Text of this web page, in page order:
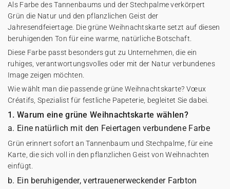
Als Farbe des Tannenbaums und der Stechpalme verkörpert
Grün die Natur und den pflanzlichen Geist der
Jahresendfeiertage. Die grüne Weihnachtskarte setzt auf diesen
beruhigenden Ton für eine warme, natürliche Botschaft.
Diese Farbe passt besonders gut zu Unternehmen, die ein
ruhiges, verantwortungsvolles oder mit der Natur verbundenes
Image zeigen möchten.
Wie wählt man die passende grüne Weihnachtskarte? Vœux
Créatifs, Spezialist für festliche Papeterie, begleitet Sie dabei.
1. Warum eine grüne Weihnachtskarte wählen?
a. Eine natürlich mit den Feiertagen verbundene Farbe
Grün erinnert sofort an Tannenbaum und Stechpalme, für eine
Karte, die sich voll in den pflanzlichen Geist von Weihnachten
einfügt.
b. Ein beruhigender, vertrauenerweckender Farbton